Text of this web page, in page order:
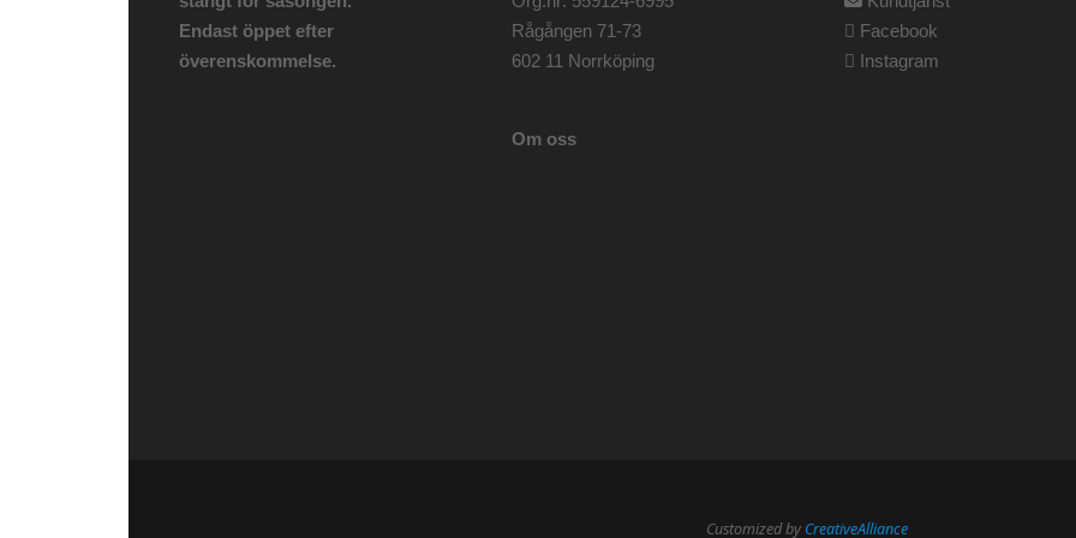
Endast öppet efter
överenskommelse.
Rågången 71-73
602 11 Norrköping
Om oss
Facebook
Instagram
Customized by CreativeAlliance